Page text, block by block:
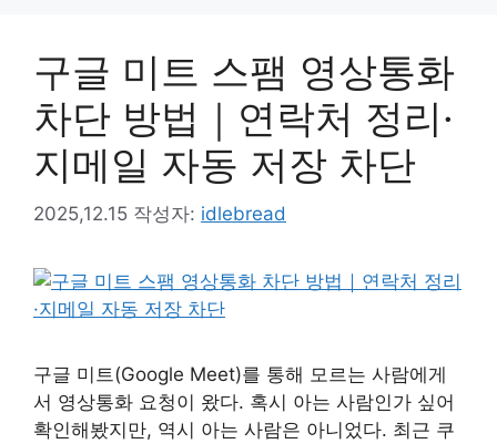
구글 미트 스팸 영상통화
차단 방법｜연락처 정리·
지메일 자동 저장 차단
2025,12.15 작성자: idlebread
구글 미트(Google Meet)를 통해 모르는 사람에게
서 영상통화 요청이 왔다. 혹시 아는 사람인가 싶어
확인해봤지만, 역시 아는 사람은 아니었다. 최근 쿠